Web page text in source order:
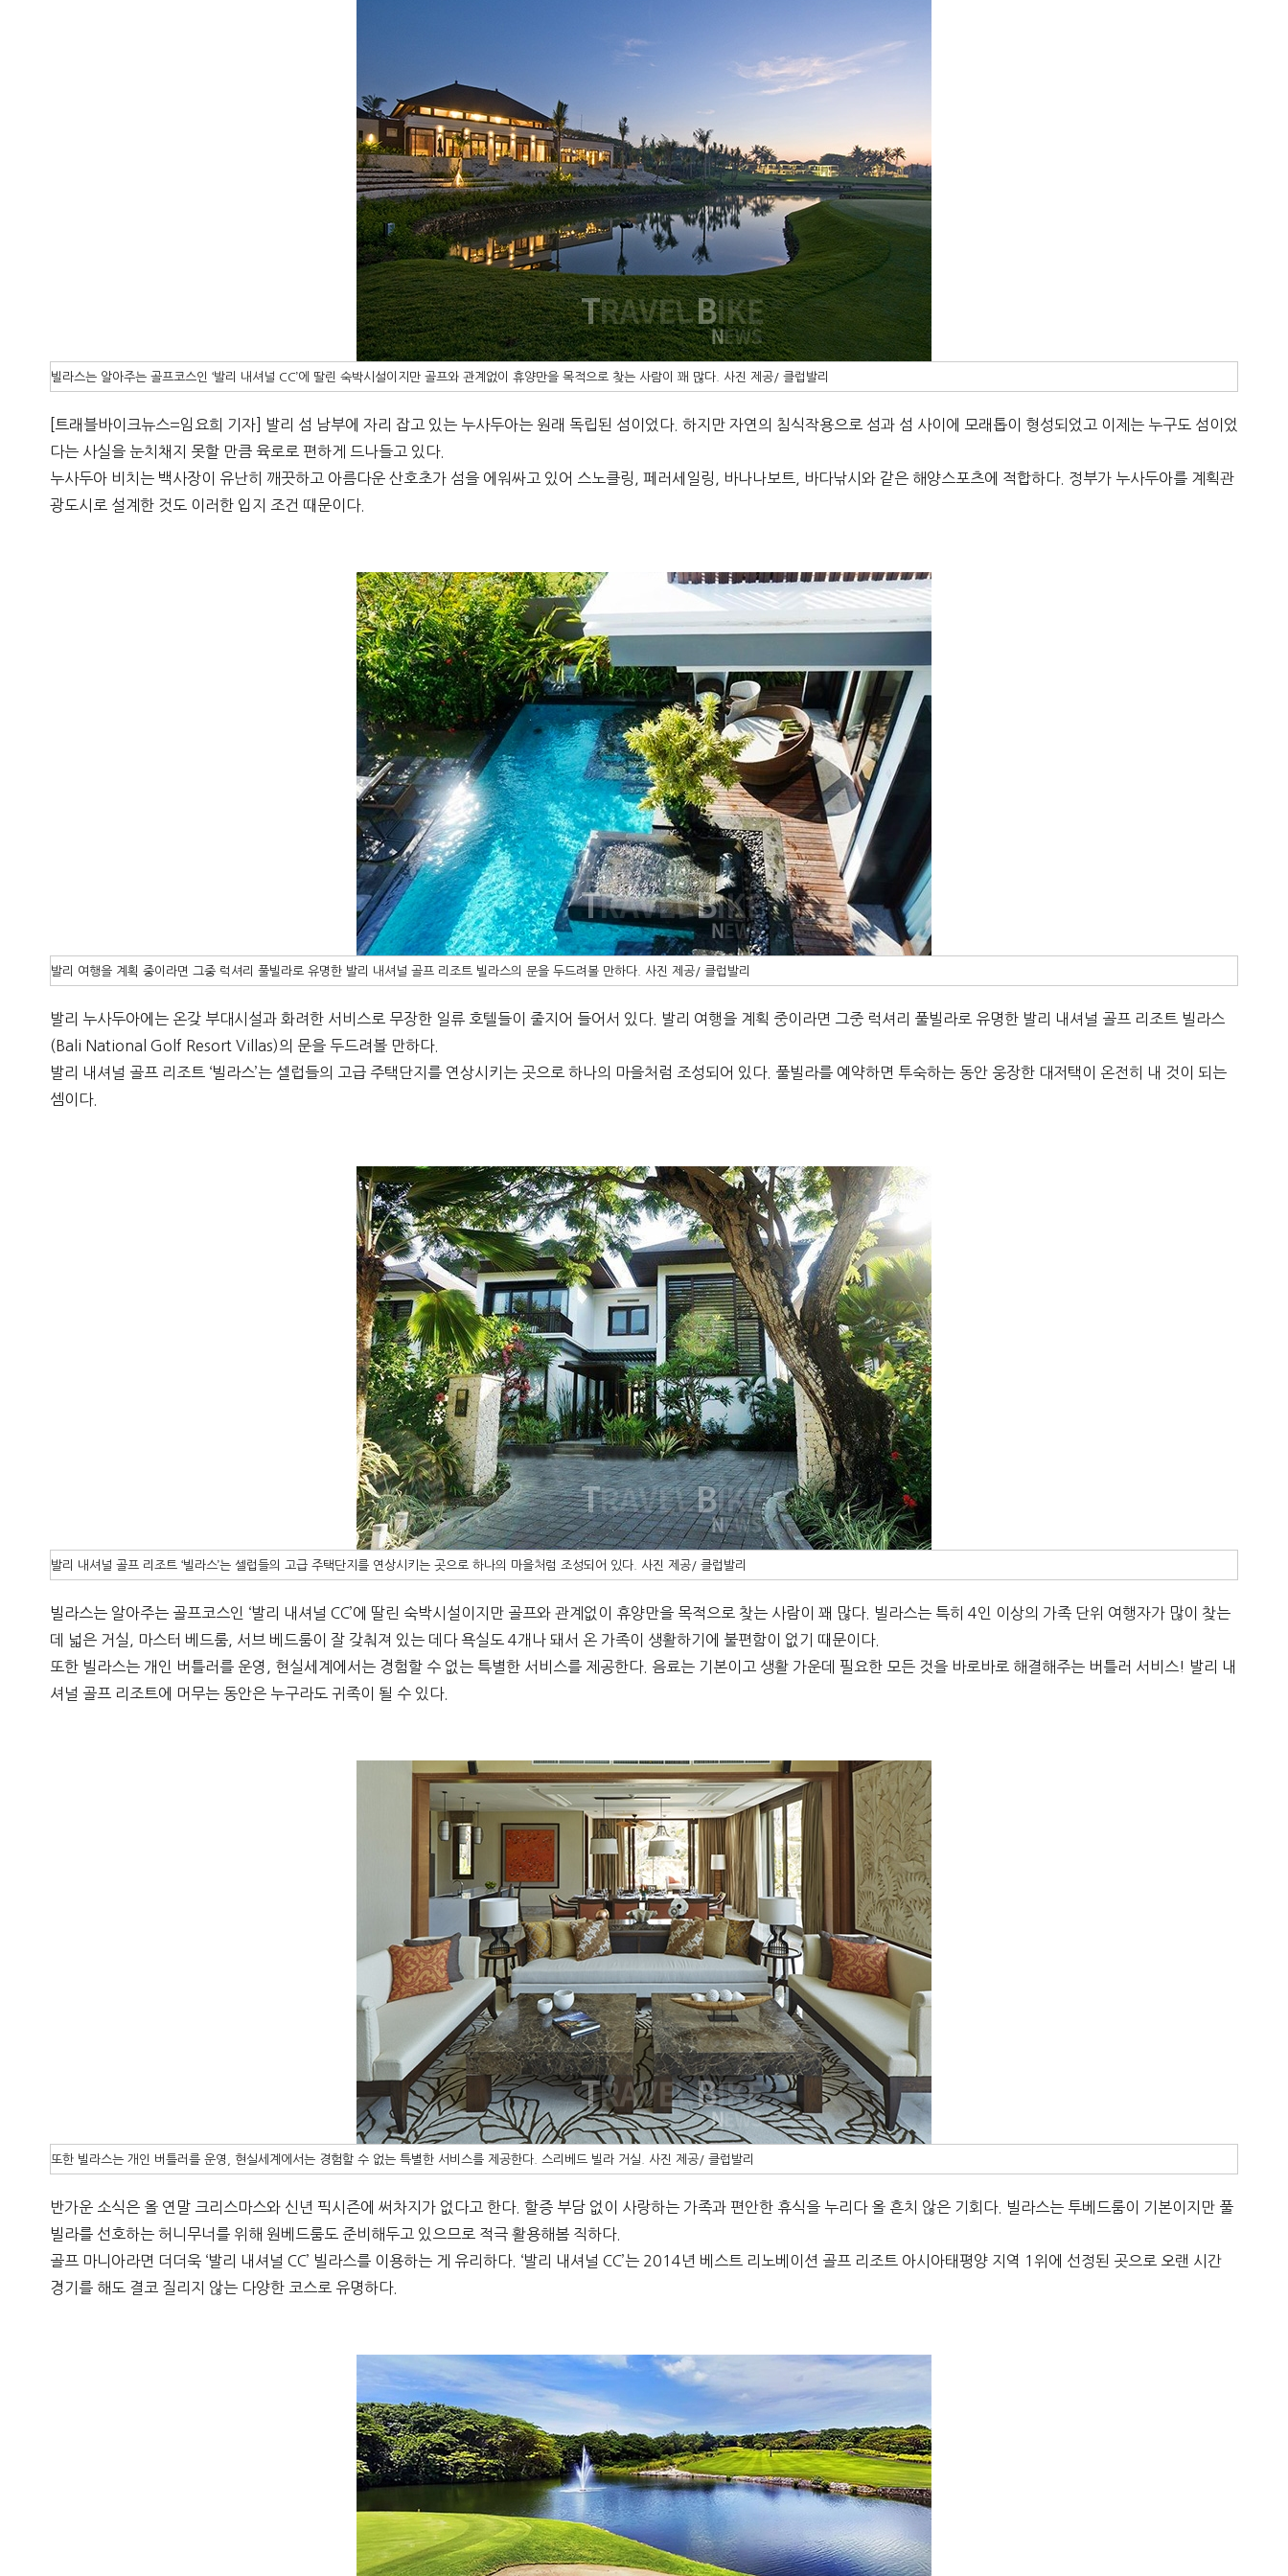
빌라스는 알아주는 골프코스인 ‘발리 내셔널 CC’에 딸린 숙박시설이지만 골프와 관계없이 휴양만을 목적으로 찾는 사람이 꽤 많다. 사진 제공/ 클럽발리
[트래블바이크뉴스=임요희 기자] 발리 섬 남부에 자리 잡고 있는 누사두아는 원래 독립된 섬이었다. 하지만 자연의 침식작용으로 섬과 섬 사이에 모래톱이 형성되었고 이제는 누구도 섬이었
다는 사실을 눈치채지 못할 만큼 육로로 편하게 드나들고 있다.
누사두아 비치는 백사장이 유난히 깨끗하고 아름다운 산호초가 섬을 에워싸고 있어 스노클링, 페러세일링, 바나나보트, 바다낚시와 같은 해양스포츠에 적합하다. 정부가 누사두아를 계획관
광도시로 설계한 것도 이러한 입지 조건 때문이다.
발리 여행을 계획 중이라면 그중 럭셔리 풀빌라로 유명한 발리 내셔널 골프 리조트 빌라스의 문을 두드려볼 만하다. 사진 제공/ 클럽발리
발리 누사두아에는 온갖 부대시설과 화려한 서비스로 무장한 일류 호텔들이 줄지어 들어서 있다. 발리 여행을 계획 중이라면 그중 럭셔리 풀빌라로 유명한 발리 내셔널 골프 리조트 빌라스
(Bali National Golf Resort Villas)의 문을 두드려볼 만하다.
발리 내셔널 골프 리조트 ‘빌라스’는 셀럽들의 고급 주택단지를 연상시키는 곳으로 하나의 마을처럼 조성되어 있다. 풀빌라를 예약하면 투숙하는 동안 웅장한 대저택이 온전히 내 것이 되는
셈이다.
발리 내셔널 골프 리조트 ‘빌라스’는 셀럽들의 고급 주택단지를 연상시키는 곳으로 하나의 마을처럼 조성되어 있다. 사진 제공/ 클럽발리
빌라스는 알아주는 골프코스인 ‘발리 내셔널 CC’에 딸린 숙박시설이지만 골프와 관계없이 휴양만을 목적으로 찾는 사람이 꽤 많다. 빌라스는 특히 4인 이상의 가족 단위 여행자가 많이 찾는
데 넓은 거실, 마스터 베드룸, 서브 베드룸이 잘 갖춰져 있는 데다 욕실도 4개나 돼서 온 가족이 생활하기에 불편함이 없기 때문이다.
또한 빌라스는 개인 버틀러를 운영, 현실세계에서는 경험할 수 없는 특별한 서비스를 제공한다. 음료는 기본이고 생활 가운데 필요한 모든 것을 바로바로 해결해주는 버틀러 서비스! 발리 내
셔널 골프 리조트에 머무는 동안은 누구라도 귀족이 될 수 있다.
또한 빌라스는 개인 버틀러를 운영, 현실세계에서는 경험할 수 없는 특별한 서비스를 제공한다. 스리베드 빌라 거실. 사진 제공/ 클럽발리
반가운 소식은 올 연말 크리스마스와 신년 픽시즌에 써차지가 없다고 한다. 할증 부담 없이 사랑하는 가족과 편안한 휴식을 누리다 올 흔치 않은 기회다. 빌라스는 투베드룸이 기본이지만 풀
빌라를 선호하는 허니무너를 위해 원베드룸도 준비해두고 있으므로 적극 활용해봄 직하다.
골프 마니아라면 더더욱 ‘발리 내셔널 CC’ 빌라스를 이용하는 게 유리하다. ‘발리 내셔널 CC’는 2014년 베스트 리노베이션 골프 리조트 아시아태평양 지역 1위에 선정된 곳으로 오랜 시간
경기를 해도 결코 질리지 않는 다양한 코스로 유명하다.